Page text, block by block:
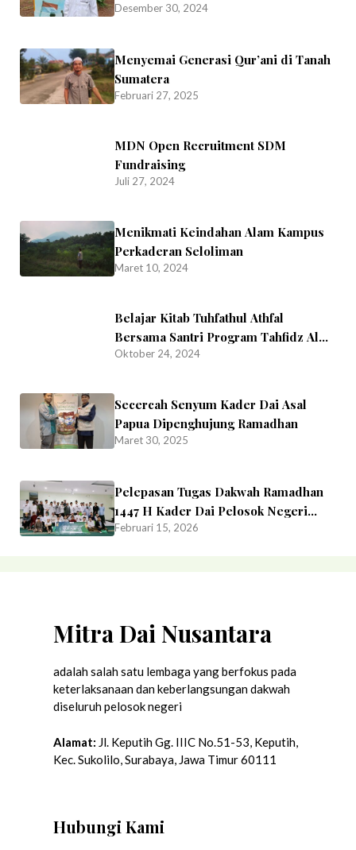
Warman
Desember 30, 2024
Menyemai Generasi Qur’ani di Tanah
Sumatera
Februari 27, 2025
MDN Open Recruitment SDM
Fundraising
Juli 27, 2024
Menikmati Keindahan Alam Kampus
Perkaderan Seloliman
Maret 10, 2024
Belajar Kitab Tuhfathul Athfal
Bersama Santri Program Tahfidz Al
Qur’an
Oktober 24, 2024
Secercah Senyum Kader Dai Asal
Papua Dipenghujung Ramadhan
Maret 30, 2025
Pelepasan Tugas Dakwah Ramadhan
1447 H Kader Dai Pelosok Negeri
Mahasiswa STAIL Surabaya
Februari 15, 2026
Mitra Dai Nusantara
adalah salah satu lembaga yang berfokus pada
keterlaksanaan dan keberlangsungan dakwah
diseluruh pelosok negeri
Alamat: Jl. Keputih Gg. IIIC No.51-53, Keputih,
Kec. Sukolilo, Surabaya, Jawa Timur 60111
Hubungi Kami